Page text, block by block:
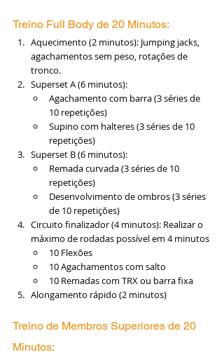
Treino Full Body de 20 Minutos:
Aquecimento (2 minutos): Jumping jacks,
agachamentos sem peso, rotações de
tronco.
Superset A (6 minutos):
Agachamento com barra (3 séries de
10 repetições)
Supino com halteres (3 séries de 10
repetições)
Superset B (6 minutos):
Remada curvada (3 séries de 10
repetições)
Desenvolvimento de ombros (3 séries
de 10 repetições)
Circuito finalizador (4 minutos): Realizar o
máximo de rodadas possível em 4 minutos
10 Flexões
10 Agachamentos com salto
10 Remadas com TRX ou barra fixa
Alongamento rápido (2 minutos)
Treino de Membros Superiores de 20
Minutos: